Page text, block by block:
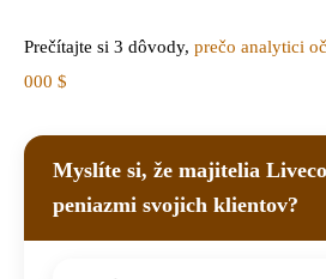
Prečítajte si 3 dôvody, prečo analytici
000 $
Myslíte si, že majitelia
peniazmi svojich klientov?